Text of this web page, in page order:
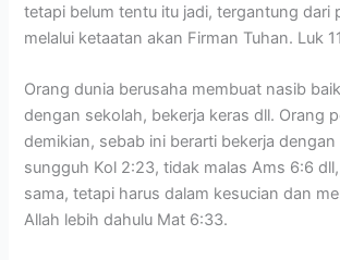
tetapi belum tentu itu jadi, tergantung dari
melalui ketaatan akan Firman Tuhan. Luk
Orang dunia berusaha membuat nasib
dengan sekolah, bekerja keras dll. Orang
demikian, sebab ini berarti bekerja
sungguh Kol 2:23, tidak malas Ams 6:6
sama, tetapi harus dalam kesucian dan
Allah lebih dahulu Mat 6:33.